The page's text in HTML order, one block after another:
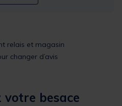
relais et magasin
changer d’avis
votre besace